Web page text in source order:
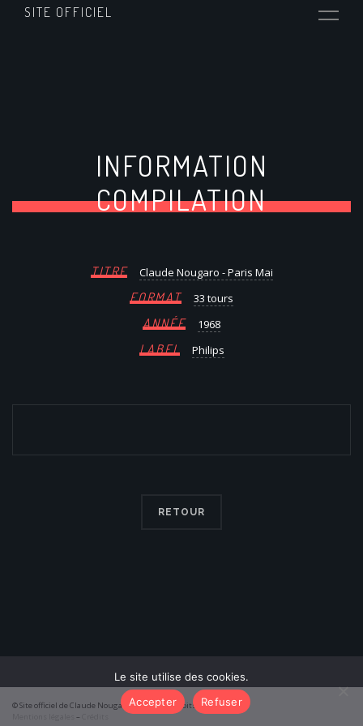
SITE OFFICIEL
INFORMATION
COMPILATION
TITRE Claude Nougaro - Paris Mai
FORMAT 33 tours
ANNÉE 1968
LABEL Philips
RETOUR
© Site officiel de Claude Nougaro 2026 – Tous droits réservés
–
Le site utilise des cookies.
Accepter
Refuser